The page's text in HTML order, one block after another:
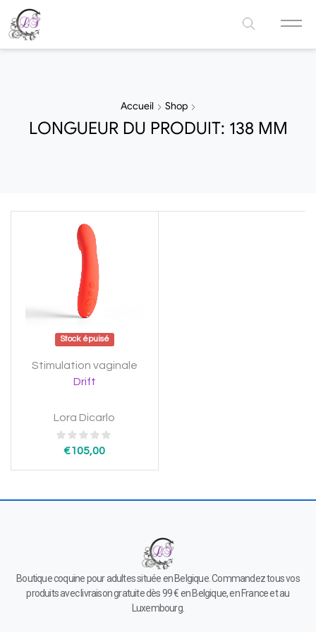
Accueil Shop
LONGUEUR DU PRODUIT: 138 MM
Stock épuisé
Stimulation vaginale
Drift
Lora Dicarlo
€105,00
Boutique coquine pour adultes située en Belgique. Commandez tous vos
produits avec livraison gratuite dès 99 € en Belgique, en France et au
Luxembourg.